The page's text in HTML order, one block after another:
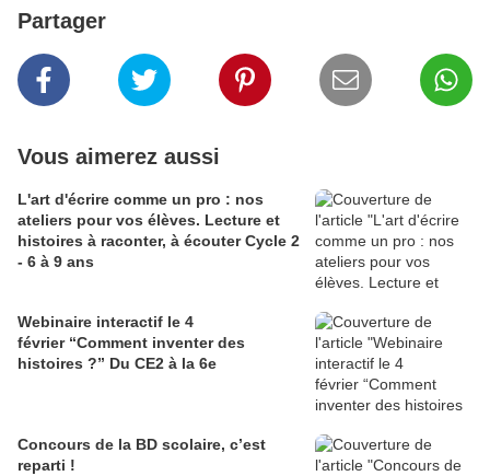
Partager
Vous aimerez aussi
L'art d'écrire comme un pro : nos
ateliers pour vos élèves. Lecture et
histoires à raconter, à écouter Cycle 2
- 6 à 9 ans
Webinaire interactif le 4
février “Comment inventer des
histoires ?” Du CE2 à la 6e
Concours de la BD scolaire, c’est
reparti !